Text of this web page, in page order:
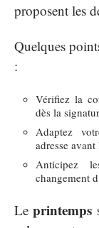
proposent les
Quelques
:
Vérifiez la
dès la
Adaptez
adresse
Anticipez
changement
Leprintemps